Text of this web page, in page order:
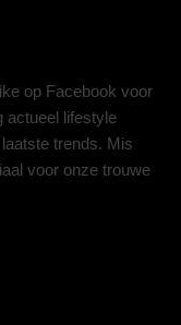
op Facebook voor
actueel lifestyle
trends. Mis
voor onze trouwe